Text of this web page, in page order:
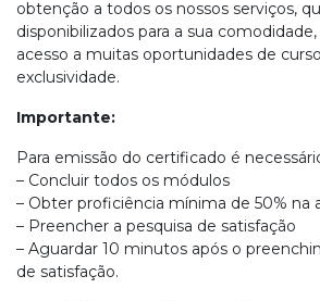
obtenção a todos os nossos serviços,
disponibilizados para a sua
acesso a muitas oportunidades de
exclusividade.
Importante:
Para emissão do certificado é
– Concluir todos os módulos
– Obter proficiência mínima de 50% na
– Preencher a pesquisa de satisfação
– Aguardar 10 minutos após o
de satisfação.